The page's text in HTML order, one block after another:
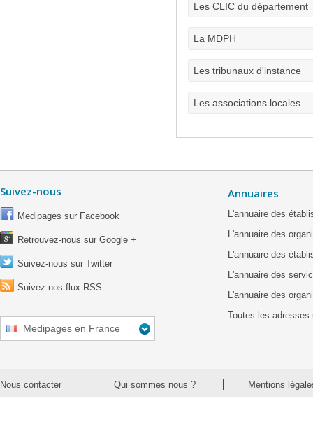
Les CLIC du département
La MDPH
Les tribunaux d'instance
Les associations locales
Suivez-nous
Medipages sur Facebook
Retrouvez-nous sur Google +
Suivez-nous sur Twitter
Suivez nos flux RSS
Medipages en France
Annuaires
L'annuaire des
L'annuaire des
L'annuaire des
L'annuaire des
L'annuaire des
Toutes les adresses
Nous contacter Qui sommes nous ? Mentions